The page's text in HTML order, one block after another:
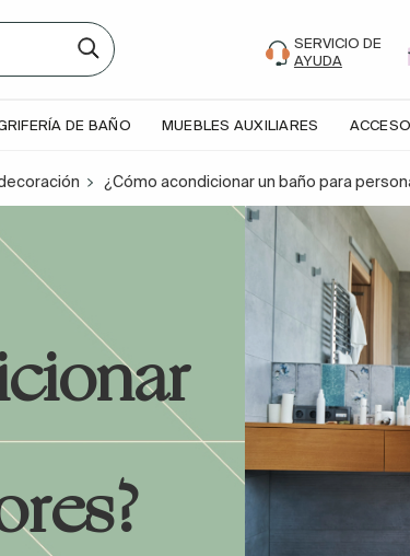
SERVICIO DE
AYUDA
DE BAÑO MUEBLES AUXILIARES
¿Cómo acondicionar un baño para